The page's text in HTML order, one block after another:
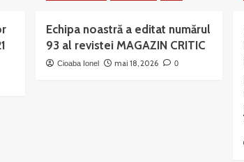
Echipa noastră a editat numărul
93 al revistei MAGAZIN CRITIC
Cioaba Ionel mai 18, 2026 0